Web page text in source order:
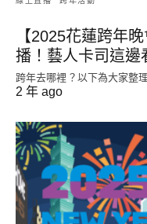
【2025花蓮跨年
播！藝人卡司這邊
跨年去哪裡？以下為大家整理
2 年 ago